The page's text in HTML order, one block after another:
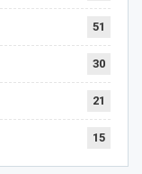
51
30
21
15